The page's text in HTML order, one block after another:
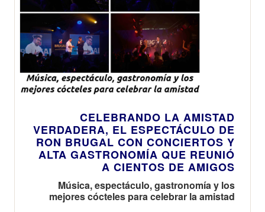
CELEBRANDO LA AMISTAD
VERDADERA, EL ESPECTÁCULO DE
RON BRUGAL CON CONCIERTOS Y
ALTA GASTRONOMÍA QUE REUNIÓ
A CIENTOS DE AMIGOS
Música, espectáculo, gastronomía y los
mejores cócteles para celebrar la amistad